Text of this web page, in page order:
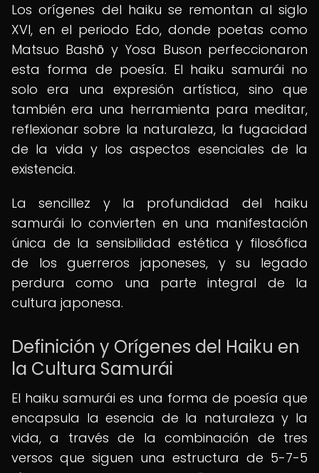
Los orígenes del haiku se remontan al siglo
XVI, en el periodo Edo, donde poetas como
Matsuo Bashō y Yosa Buson perfeccionaron
esta forma de poesía. El haiku samurái no
solo era una expresión artística, sino que
también era una herramienta para meditar,
reflexionar sobre la naturaleza, la fugacidad
de la vida y los aspectos esenciales de la
existencia.
La sencillez y la profundidad del haiku
samurái lo convierten en una manifestación
única de la sensibilidad estética y filosófica
de los guerreros japoneses, y su legado
perdura como una parte integral de la
cultura japonesa.
Definición y Orígenes del Haiku en
la Cultura Samurái
El haiku samurái es una forma de poesía que
encapsula la esencia de la naturaleza y la
vida, a través de la combinación de tres
versos que siguen una estructura de 5-7-5